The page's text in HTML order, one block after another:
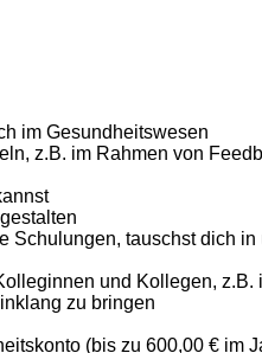
im Gesundheitswesen
z.B. im Rahmen von
tauschst dich
und Kollegen,
zu bringen
(bis zu 600,00 € im